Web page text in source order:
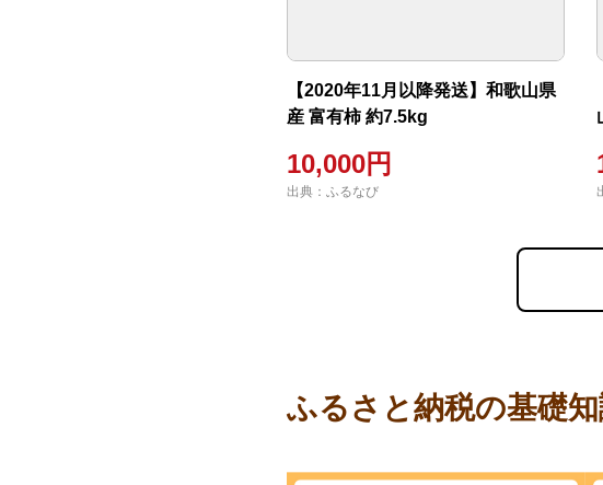
【2020年11月以降発送】和歌山県
産 富有柿 約7.5kg
10,000円
出典：ふるなび
ふるさと納税の基礎